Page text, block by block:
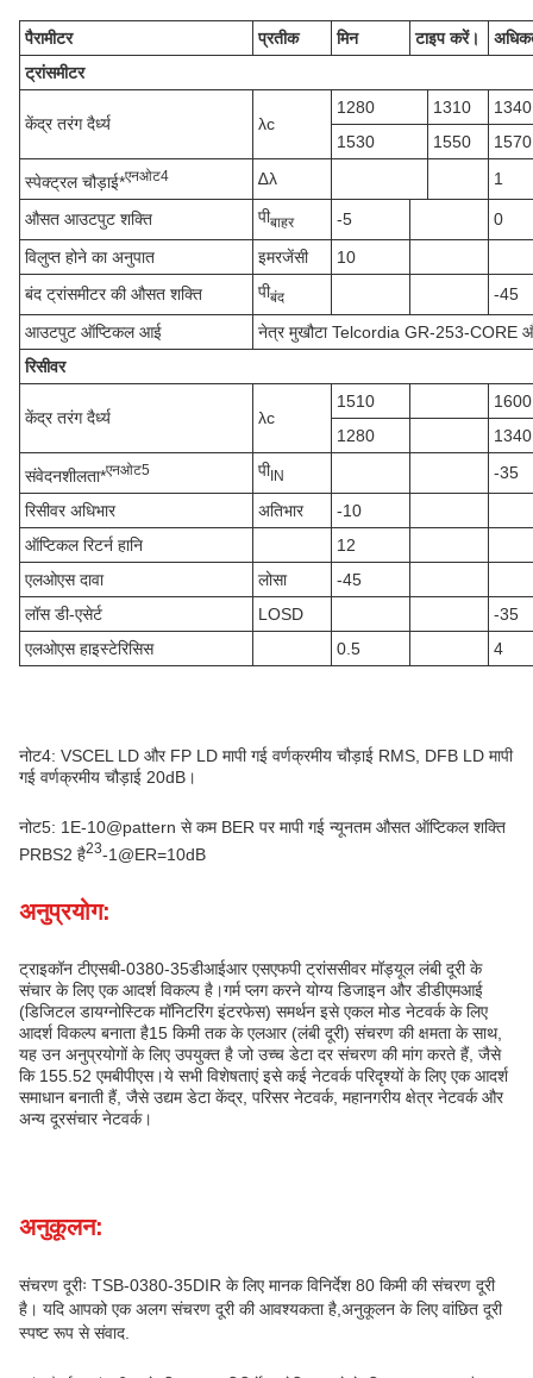
पैरामीटर प्रतीक मिन टाइप करें।
ट्रांसमीटर
केंद्र तरंग दैर्ध्य λc
1280 1310
1340
1530
1550 1570
स्पेक्ट्रल चौड़ाई*एनओट4 ∆λ 1
औसत आउटपुट शक्ति पीबाहर -5
0
विलुप्त होने का अनुपात
इमरजेंसी
10
बंद ट्रांसमीटर की औसत शक्ति
पीबंद
-45
आउटपुट ऑप्टिकल आई
नेत्र मुखौटा Telcordia GR-253-
रिसीवर
केंद्र तरंग दैर्ध्य λc
1510
1600
1280
1340
संवेदनशीलता*एनओट5 पीIN
-35
रिसीवर अधिभार
अतिभार
-10
ऑप्टिकल रिटर्न हानि
12
एलओएस दावा
लोसा
-45
लॉस डी-एसेर्ट
LOSD
-35
एलओएस हाइस्टेरिसिस
0.5 4
नोट4: VSCEL LD और FP LD मापी गई वर्णक्रमीय चौड़ाई RMS, DFB LD मापी
गई वर्णक्रमीय चौड़ाई 20dB।
नोट5: 1E-10@pattern से कम BER पर मापी गई न्यूनतम औसत ऑप्टिकल शक्ति
PRBS2 है23-1@ER=10dB
अनुप्रयोग:
ट्राइकॉन टीएसबी-0380-35डीआईआर एसएफपी ट्रांससीवर मॉड्यूल लंबी दूरी के
संचार के लिए एक आदर्श विकल्प है।गर्म प्लग करने योग्य डिजाइन और डीडीएमआई
(डिजिटल डायग्नोस्टिक मॉनिटरिंग इंटरफेस) समर्थन इसे एकल मोड नेटवर्क के लिए
आदर्श विकल्प बनाता है15 किमी तक के एलआर (लंबी दूरी) संचरण की क्षमता के साथ,
यह उन अनुप्रयोगों के लिए उपयुक्त है जो उच्च डेटा दर संचरण की मांग करते हैं, जैसे
कि 155.52 एमबीपीएस।ये सभी विशेषताएं इसे कई नेटवर्क परिदृश्यों के लिए एक आदर्श
समाधान बनाती हैं, जैसे उद्यम डेटा केंद्र, परिसर नेटवर्क, महानगरीय क्षेत्र नेटवर्क और
अन्य दूरसंचार नेटवर्क।
अनुकूलन:
संचरण दूरीः TSB-0380-35DIR के लिए मानक विनिर्देश 80 किमी की संचरण दूरी
है। यदि आपको एक अलग संचरण दूरी की आवश्यकता है,अनुकूलन के लिए वांछित दूरी
स्पष्ट रूप से संवाद.